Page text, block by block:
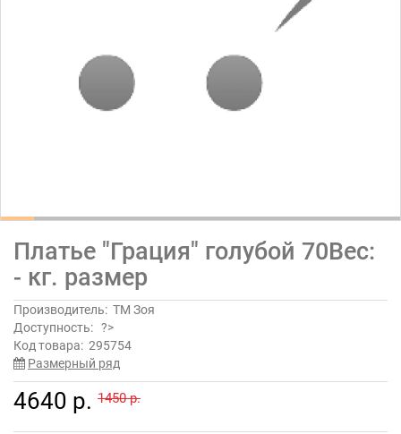
Платье "Грация" голубой 70Вес:
- кг. размер
Производитель: ТМ Зоя
Доступность: ?>
Код товара: 295754
Размерный ряд
4640 р. 1450 р.